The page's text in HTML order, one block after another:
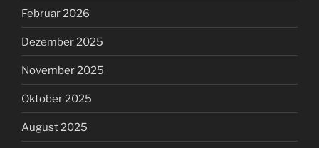
Februar 2026
Dezember 2025
November 2025
Oktober 2025
August 2025